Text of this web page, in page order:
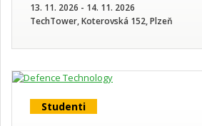
13. 11. 2026 - 14. 11. 2026
TechTower, Koterovská 152, Plzeň
Studenti